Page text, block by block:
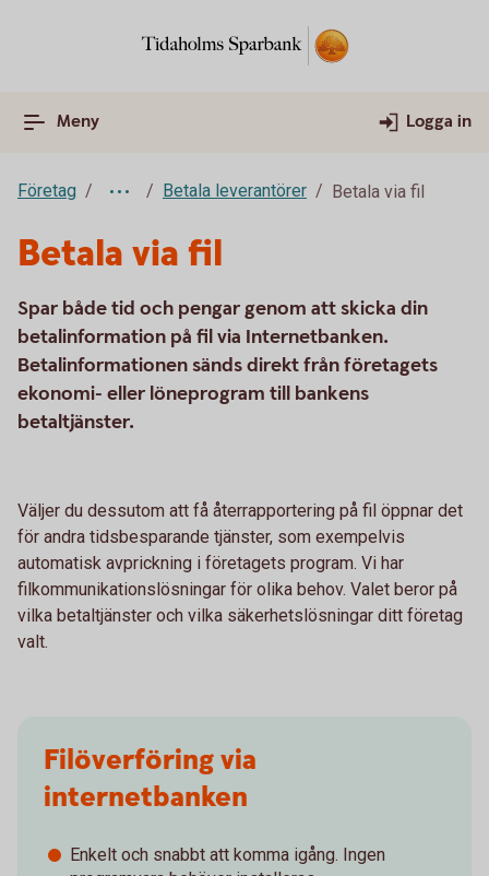
Meny Logga in
Företag Betala leverantörer Betala via fil
Betala via fil
Spar både tid och pengar genom att skicka din
betalinformation på fil via Internetbanken.
Betalinformationen sänds direkt från företagets
ekonomi- eller löneprogram till bankens
betaltjänster.
Väljer du dessutom att få återrapportering på fil öppnar det
för andra tidsbesparande tjänster, som exempelvis
automatisk avprickning i företagets program. Vi har
filkommunikationslösningar för olika behov. Valet beror på
vilka betaltjänster och vilka säkerhetslösningar ditt företag
valt.
Filöverföring via
internetbanken
Enkelt och snabbt att komma igång. Ingen